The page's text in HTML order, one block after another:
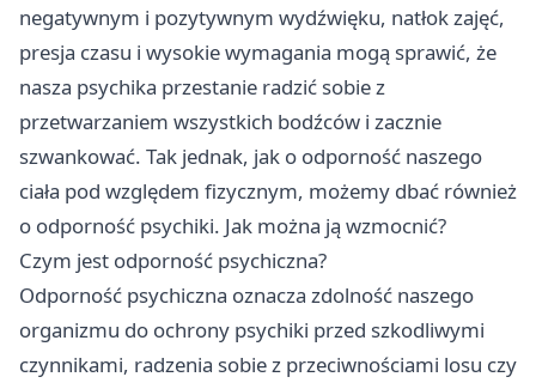
negatywnym i pozytywnym wydźwięku, natłok zajęć,
presja czasu i wysokie wymagania mogą sprawić, że
nasza psychika przestanie radzić sobie z
przetwarzaniem wszystkich bodźców i zacznie
szwankować. Tak jednak, jak o odporność naszego
ciała pod względem fizycznym, możemy dbać również
o odporność psychiki. Jak można ją wzmocnić?
Czym jest odporność psychiczna?
Odporność psychiczna oznacza zdolność naszego
organizmu do ochrony psychiki przed szkodliwymi
czynnikami, radzenia sobie z przeciwnościami losu czy